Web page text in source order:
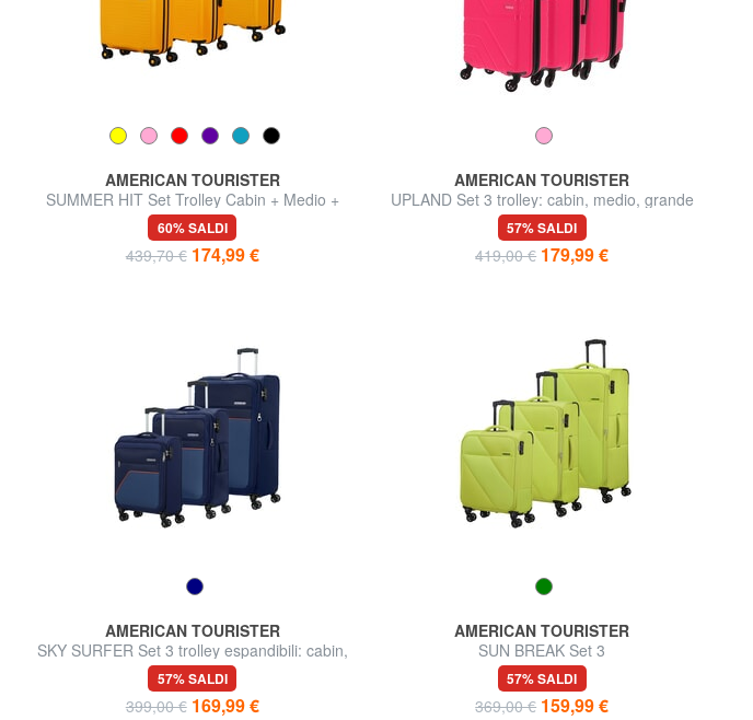
AMERICAN TOURISTER
SUMMER HIT Set Trolley Cabin + Medio +
Grande
60% SALDI
439,70 € 174,99 €
AMERICAN TOURISTER
UPLAND Set 3 trolley: cabin, medio, grande
57% SALDI
419,00 € 179,99 €
AMERICAN TOURISTER
SKY SURFER Set 3 trolley espandibili: cabin,
medio e grande
57% SALDI
399,00 € 169,99 €
AMERICAN TOURISTER
SUN BREAK Set 3
trolley:cabin+medio,grande espandibili
57% SALDI
369,00 € 159,99 €